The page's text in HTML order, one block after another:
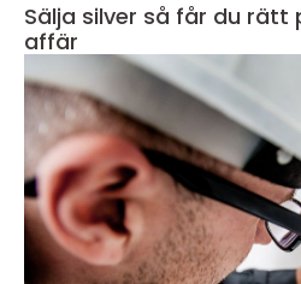
Sälja silver så får du rätt pris och en trygg
affär